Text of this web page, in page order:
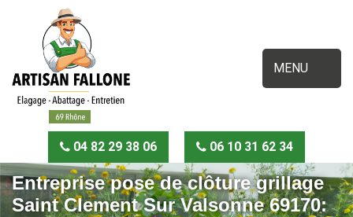
MENU
04 82 29 38 06 06 10 31 62 34
Entreprise pose de clôture grillage
Saint Clement Sur Valsonne 69170: